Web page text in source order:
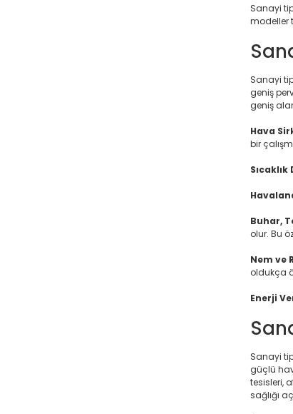
Sanayi
modeller
Sanayi
geniş
geniş
Hava
bir
Buhar,
olur. Bu
Nem ve
oldukça
Enerji
Sanayi
güçlü
tesisleri,
sağlığı